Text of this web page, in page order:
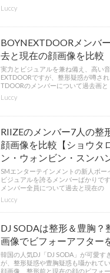
Luccy
BOYNEXTDOORメンバ
去と現在の顔画像を比較
実力とビジュアルを兼ね備え、高い
EXTDOORですが、整形疑惑が噂さ
TDOORのメンバーについて過去画と
Luccy
RIIZEのメンバー7人の整
顔画像を比較【ショウタ
ン・ウォンビン・スンハ
SMエンターテインメントの新人ボ
ビジュアルを誇るメンバーばかりで
メンバー全員について過去と現在の
Luccy
DJ SODAは整形＆豊胸
画像でビフォーアフター
韓国の人気DJ「DJ SODA」が可愛
が、整形疑惑や豊胸疑惑も囁かれて
顔画像、整形前と現在の顔のビフォ